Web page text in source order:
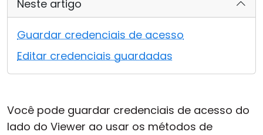
Neste artigo
Guardar credenciais de acesso
Editar credenciais guardadas
Você pode guardar credenciais de acesso do
lado do Viewer ao usar os métodos de
Nuvem & Local